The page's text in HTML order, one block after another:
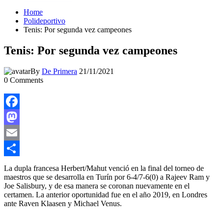
Home
Polideportivo
Tenis: Por segunda vez campeones
Tenis: Por segunda vez campeones
By De Primera 21/11/2021
0 Comments
Facebook
Mastodon
Email
Compartir
La dupla francesa Herbert/Mahut venció en la final del torneo de
maestros que se desarrolla en Turín por 6-4/7-6(0) a Rajeev Ram y
Joe Salisbury, y de esa manera se coronan nuevamente en el
certamen. La anterior oportunidad fue en el año 2019, en Londres
ante Raven Klaasen y Michael Venus.